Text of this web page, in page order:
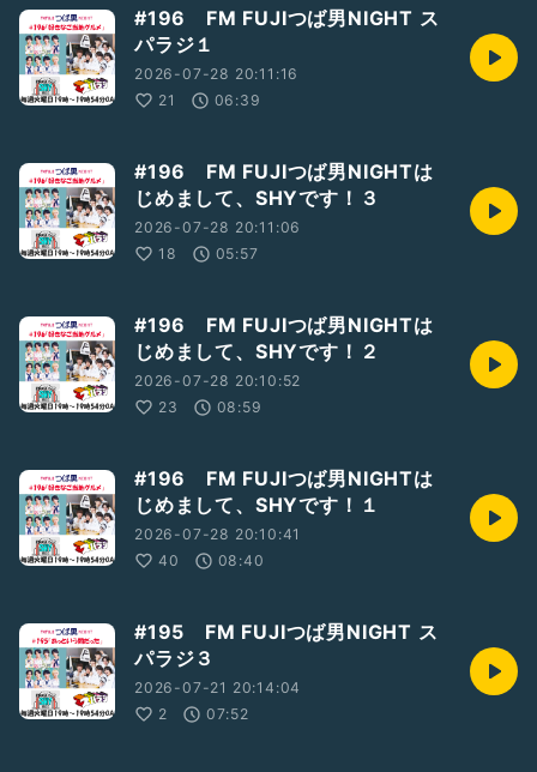
#196 FM FUJIつば男NIGHT ス
パラジ１
2026-07-28 20:11:16
21
06:39
#196 FM FUJIつば男NIGHTは
じめまして、SHYです！３
2026-07-28 20:11:06
18
05:57
#196 FM FUJIつば男NIGHTは
じめまして、SHYです！２
2026-07-28 20:10:52
23
08:59
#196 FM FUJIつば男NIGHTは
じめまして、SHYです！１
2026-07-28 20:10:41
40
08:40
#195 FM FUJIつば男NIGHT ス
パラジ３
2026-07-21 20:14:04
2
07:52